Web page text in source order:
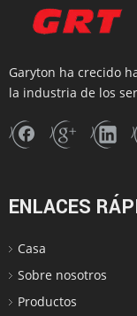
Garyton ha crecido
la industria de los
ENLACES
Casa
Sobre nosotros
Productos